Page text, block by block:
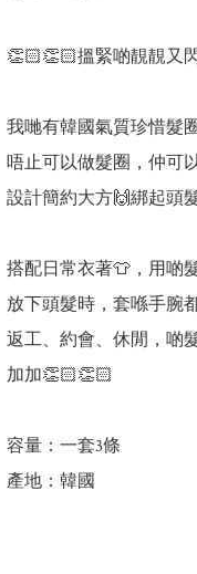
👏🏻👏🏻搵緊啲靚靚又
我哋有韓國氣質珍惜髮
唔止可以做髮圈，仲可
設計簡約大方🙌綁起頭
搭配日常衣著👕，用啲
放下頭髮時，套喺手腕
返工、約會、休閒，啲
加加👏🏻👏🏻
容量：一套3條
產地：韓國